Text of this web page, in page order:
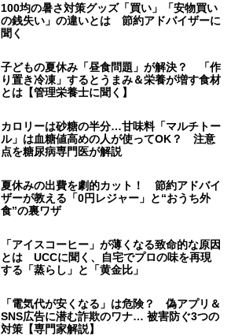
100均の暑さ対策グッズ「買い」「安物買い
の銭失い」の違いとは 節約アドバイザーに
聞く
子どもの夏休み「昼食問題」が解決？ 「作
り置き冷凍」するとうまみ＆栄養が増す食材
とは【管理栄養士に聞く】
カロリーは砂糖の半分…甘味料「マルチトー
ル」は血糖値高めの人が使ってOK？ 注意
点を糖尿病専門医が解説
夏休みの出費を劇的カット！ 節約アドバイ
ザーが教える「0円レジャー」と“おうち外
食”の裏ワザ
「アイスコーヒー」が薄くなる致命的な原因
とは UCCに聞く、自宅でプロの味を再現
する「蒸らし」と「黄金比」
「電気代が安くなる」は危険？ 偽アプリ＆
SNS広告に潜む詐欺のワナ… 被害防ぐ3つの
対策【専門家解説】